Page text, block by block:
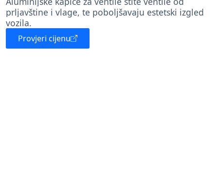
prljavštine i vlage, te poboljšavaju estetski izgled
vozila.
Provjeri cijenu